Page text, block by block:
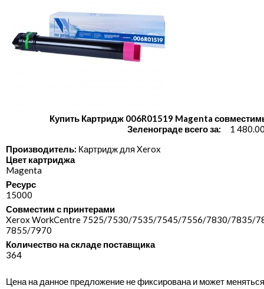
Купить Картридж 006R01519 Magenta
Зеленограде всего за:
1
Производитель: Картридж для Xerox
Цвет картриджа
Magenta
Ресурс
15000
Совместим с принтерами
Xerox WorkCentre 7525/​7530/​7535/​7545/​7556/​7830/​7835/​
7855/​7970
Количество на складе поставщика
364
Цена на данное предложение не фиксирована и может